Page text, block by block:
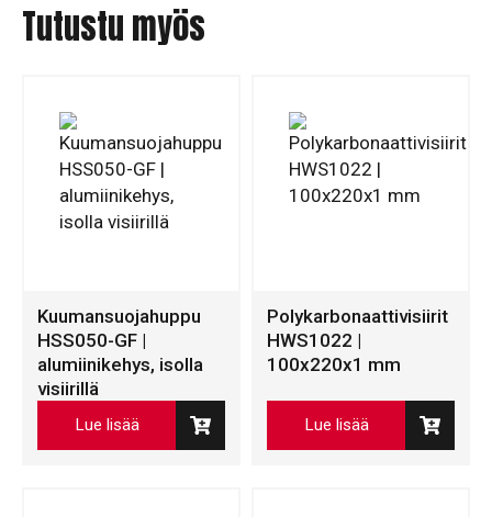
Tutustu myös
Kuumansuojahuppu
HSS050-GF |
alumiinikehys, isolla
visiirillä
Lue lisää
Polykarbonaattivisiirit
HWS1022 |
100x220x1 mm
Lue lisää